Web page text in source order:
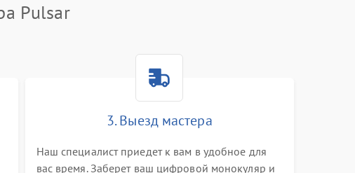
Pulsar
3. Выезд мастера
Наш специалист приедет к вам в удобное для
вас время. Заберет ваш цифровой монокуляр и